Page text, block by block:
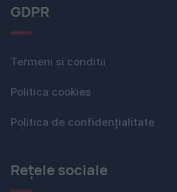
GDPR
Termeni si conditii
Politica cookies
Politica de confidențialitate
Rețele sociale